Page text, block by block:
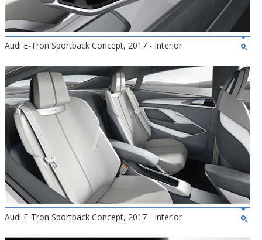
Audi E-Tron Sportback Concept, 2017 - Interior
Audi E-Tron Sportback Concept, 2017 - Interior